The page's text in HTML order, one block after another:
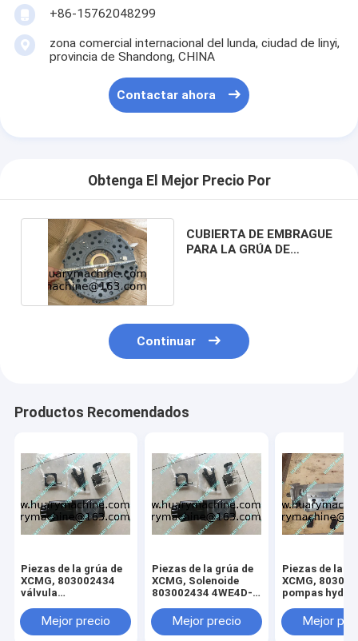
+86-15762048299
zona comercial internacional del lunda, ciudad de linyi,
provincia de Shandong, CHINA
Contactar ahora
Obtenga El Mejor Precio Por
CUBIERTA DE EMBRAGUE
PARA LA GRÚA DE
Continuar
Productos Recomendados
Piezas de la grúa de
XCMG, 803002434
válvula
4WE4D-A/D24S
QY25K
Mejor precio
Piezas de la grúa de
XCMG, Solenoide
803002434 4WE4D-
Mejor precio
Piezas de la
XCMG, 803000411
pompas
QY25K
QY25KA
Mejor